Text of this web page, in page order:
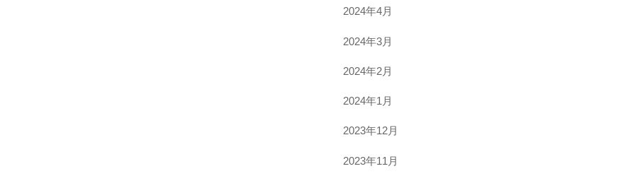
2024年4月
2024年3月
2024年2月
2024年1月
2023年12月
2023年11月